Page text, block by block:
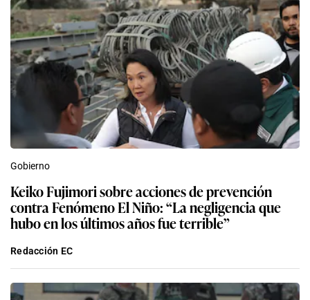
Gobierno
Keiko Fujimori sobre acciones de prevención
contra Fenómeno El Niño: “La negligencia que
hubo en los últimos años fue terrible”
Redacción EC